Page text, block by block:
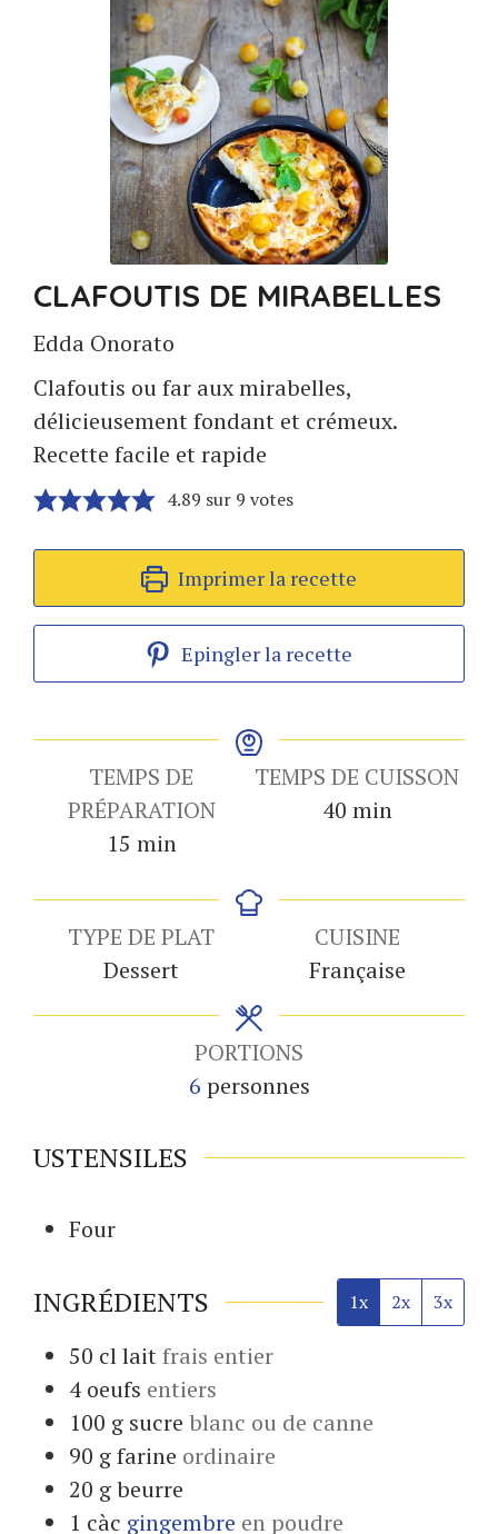
CLAFOUTIS DE MIRABELLES
Edda Onorato
Clafoutis ou far aux mirabelles,
délicieusement fondant et crémeux.
Recette facile et rapide
4.89 sur 9 votes
Imprimer la recette
Epingler la recette
TEMPS DE
PRÉPARATION
15 minutes
min
TEMPS DE CUISSON
40minutes
min
TYPE DE PLAT
Dessert
CUISINE
Française
PORTIONS
6 personnes
USTENSILES
Four
INGRÉDIENTS 1x 2x 3x
50 cllaitfrais entier
4 oeufs entiers
100 g sucre blanc ou de canne
90 gfarine ordinaire
20 gbeurre
1 càc gingembre en poudre